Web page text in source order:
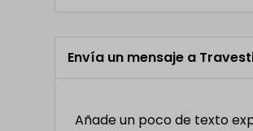
Envía un mensaje a
Añade un poco de texto